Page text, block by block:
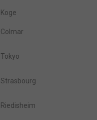
Koge
Colmar
Tokyo
Strasbourg
Riedisheim